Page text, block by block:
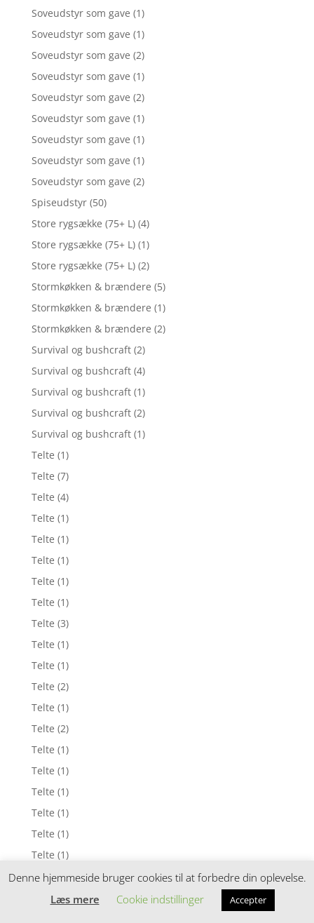
Soveudstyr som gave (1)
Soveudstyr som gave (1)
Soveudstyr som gave (2)
Soveudstyr som gave (1)
Soveudstyr som gave (2)
Soveudstyr som gave (1)
Soveudstyr som gave (1)
Soveudstyr som gave (1)
Soveudstyr som gave (2)
Spiseudstyr (50)
Store rygsække (75+ L) (4)
Store rygsække (75+ L) (1)
Store rygsække (75+ L) (2)
Stormkøkken & brændere (5)
Stormkøkken & brændere (1)
Stormkøkken & brændere (2)
Survival og bushcraft (2)
Survival og bushcraft (4)
Survival og bushcraft (1)
Survival og bushcraft (2)
Survival og bushcraft (1)
Telte (1)
Telte (7)
Telte (4)
Telte (1)
Telte (1)
Telte (1)
Telte (1)
Telte (1)
Telte (3)
Telte (1)
Telte (1)
Telte (2)
Telte (1)
Telte (2)
Telte (1)
Telte (1)
Telte (1)
Telte (1)
Telte (1)
Telte (1)
Telte (1)
Telte (1)
Denne hjemmeside bruger cookies til at forbedre din oplevelse.
Læs mere
Cookie indstillinger Accepter